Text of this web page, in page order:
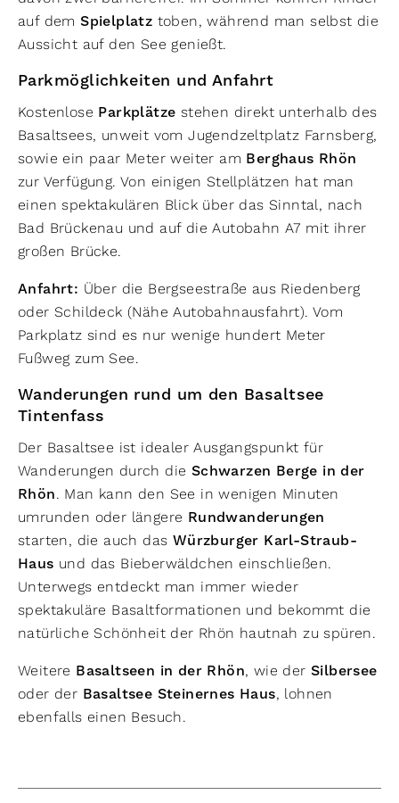
auf dem Spielplatz toben, während man selbst die
Aussicht auf den See genießt.
Parkmöglichkeiten und Anfahrt
Kostenlose Parkplätze stehen direkt unterhalb des
Basaltsees, unweit vom Jugendzeltplatz Farnsberg,
sowie ein paar Meter weiter am Berghaus Rhön
zur Verfügung. Von einigen Stellplätzen hat man
einen spektakulären Blick über das Sinntal, nach
Bad Brückenau und auf die Autobahn A7 mit ihrer
großen Brücke.
Anfahrt: Über die Bergseestraße aus Riedenberg
oder Schildeck (Nähe Autobahnausfahrt). Vom
Parkplatz sind es nur wenige hundert Meter
Fußweg zum See.
Wanderungen rund um den Basaltsee
Tintenfass
Der Basaltsee ist idealer Ausgangspunkt für
Wanderungen durch die Schwarzen Berge in der
Rhön. Man kann den See in wenigen Minuten
umrunden oder längere Rundwanderungen
starten, die auch das Würzburger Karl-Straub-
Haus und das Bieberwäldchen einschließen.
Unterwegs entdeckt man immer wieder
spektakuläre Basaltformationen und bekommt die
natürliche Schönheit der Rhön hautnah zu spüren.
Weitere Basaltseen in der Rhön, wie der Silbersee
oder der Basaltsee Steinernes Haus, lohnen
ebenfalls einen Besuch.